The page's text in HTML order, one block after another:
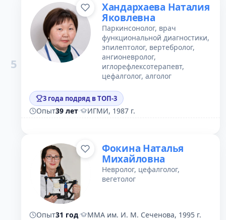
5
Хандархаева Наталия
Яковлевна
Паркинсонолог, врач
функциональной диагностики,
эпилептолог, вертебролог,
ангионевролог,
иглорефлексотерапевт,
цефалголог, алголог
3 года подряд в ТОП-3
Опыт39 лет· ИГМИ, 1987 г.
Фокина Наталья
Михайловна
Невролог, цефалголог,
вегетолог
Опыт31 год·
ММА им. И. М. Сеченова, 1995 г.